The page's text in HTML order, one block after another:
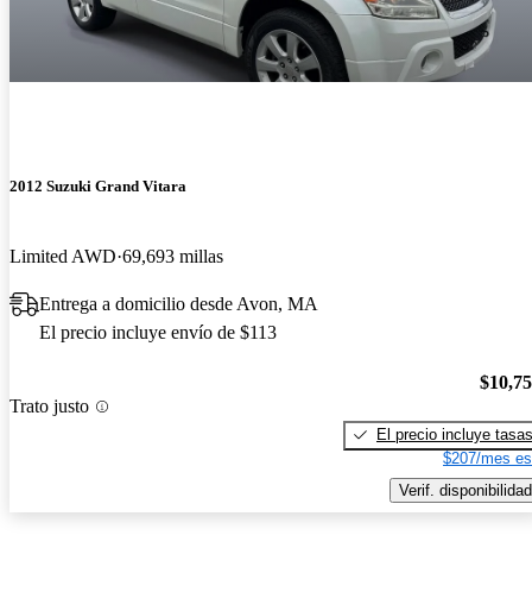
2012 Suzuki Grand Vitara
Limited AWD 69,693 millas
Entrega a domicilio desde Avon, MA
El precio incluye envío de $113
Trato justo
El precio incluye tasas
$207/mes
Verif. disponibilidad